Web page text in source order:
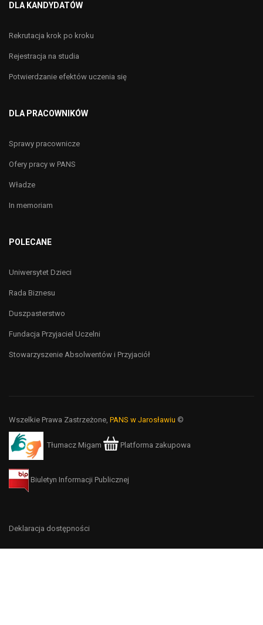
DLA KANDYDATÓW
Rekrutacja krok po kroku
Rejestracja na studia
Potwierdzanie efektów uczenia się
DLA PRACOWNIKÓW
Sprawy pracownicze
Ofery pracy w PANS
Władze
In memoriam
POLECANE
Uniwersytet Dzieci
Rada Biznesu
Duszpasterstwo
Fundacja Przyjaciel Uczelni
Stowarzyszenie Absolwentów i Przyjaciół
Wszelkie Prawa Zastrzeżone, PANS w Jarosławiu ©
Tłumacz Migam Platforma zakupowa
Biuletyn Informacji Publicznej
Deklaracja dostępności